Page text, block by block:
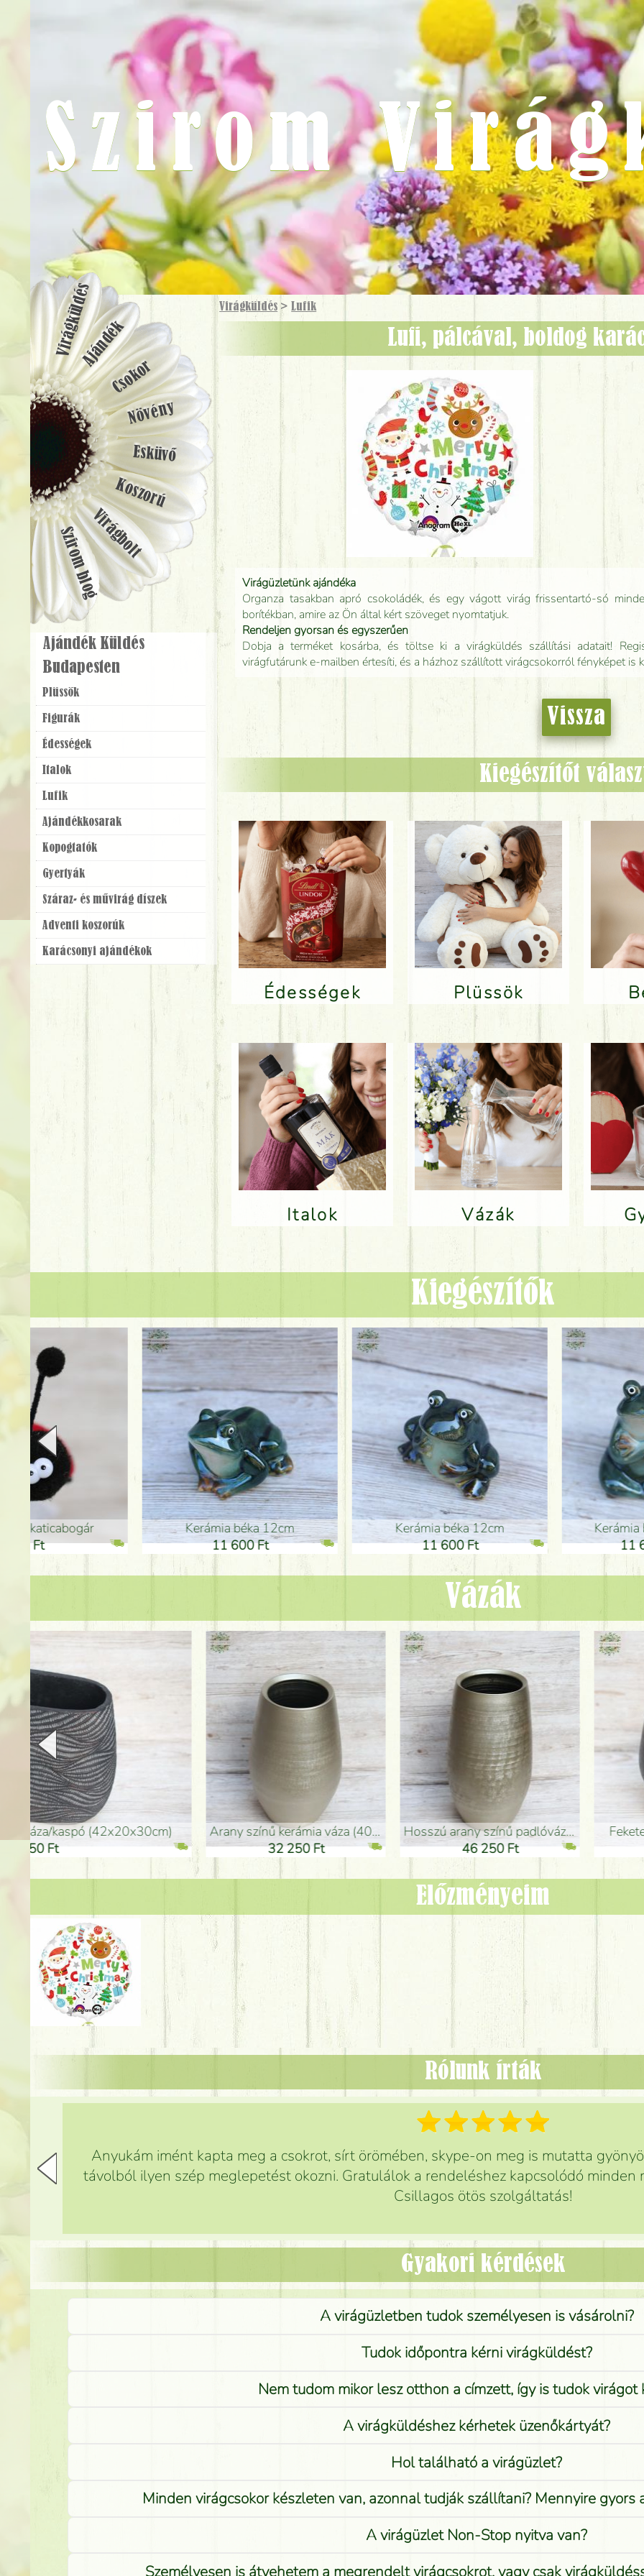
Virágküldés > Lufik
lufi, pálcával, boldog
Virágüzletünk ajándéka
Organza tasakban apró csokoládék, és egy vágott virág frissentartó-só
borítékban, amire az Ön által kért szöveget nyomtatjuk.
Rendeljen gyorsan és egyszerűen
Dobja a terméket kosárba, és töltse ki a virágküldés szállítási adatait!
virágfutárunk e-mailben értesíti, és a házhoz szállított virágcsokorról fényképet is
Vissza
Kiegészítőt
Édességek Plüssök
Italok Vázák
Szirom
VirágküldésAjándék
Csokor
Növény
Esküvő
Koszorú
Virágbolt
Szirom blog
Ajándék Küldés
Budapesten
Plüssök
Figurák
Édességek
Italok
Lufik
Ajándék­kosarak
Kopogtatók
Gyertyák
Száraz- és művirág díszek
Adventi koszorúk
Karácsonyi ajándékok
Kiegészítők
Kerámia béka 12cm
11 600 Ft
Kerámia béka 12cm
11 600 Ft
Kerámia béka 12cm
11 600 Ft
Vázák
arany színű kerámia váza (40x26cm)
hosszú arany színű padlóváza (50x29cm)
46 250 Ft
fekete design váza (15x20cm)
11 250 Ft
Előzményeim
Rólunk írták
Anyukám imént kapta meg a csokrot, sírt örömében, skype-on meg is mutatta
távolból ilyen szép meglepetést okozni. Gratulálok a rendeléshez kapcsolódó minden
Csillagos ötös szolgáltatás!
Gyakori kérdések
A virágüzletben tudok személyesen is vásárolni?
Tudok időpontra kérni virágküldést?
Nem tudom mikor lesz otthon a címzett, így is tudok virágot
A virágküldéshez kérhetek üzenőkártyát?
Hol található a virágüzlet?
Minden virágcsokor készleten van, azonnal tudják szállítani? Mennyire gyors
A virágüzlet Non-Stop nyitva van?
Személyesen is átvehetem a megrendelt virágcsokrot, vagy csak